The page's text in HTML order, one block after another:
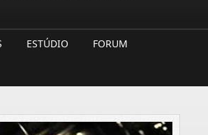
ESTÚDIO FORUM